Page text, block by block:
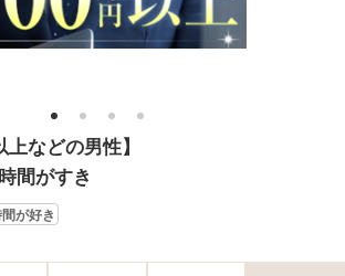
1 2 3 4
上などの男性】
間がすき
が好き